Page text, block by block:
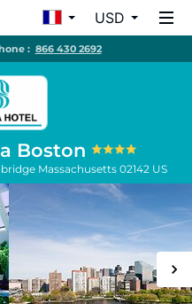
USD
: 866 430 2692
Boston
Massachusetts 02142 US